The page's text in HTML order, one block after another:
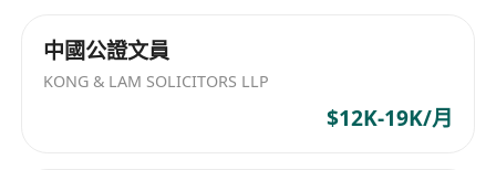
並提出初步應對建議；
4. 協助處理海外知識產權糾紛（如侵權投訴、異議
中國公證文員
KONG & LAM SOLICITORS LLP
$12K-19K/月